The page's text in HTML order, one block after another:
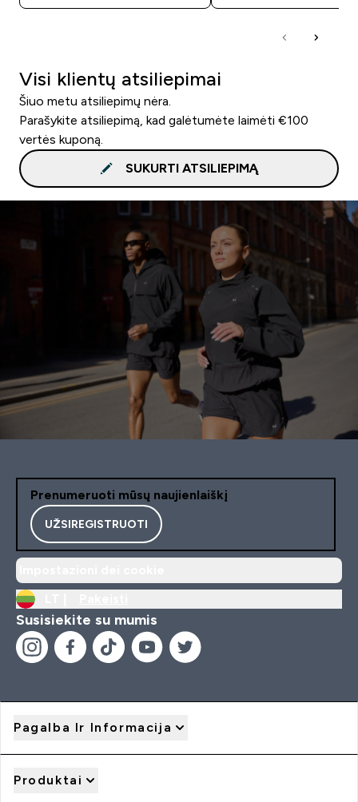
Visi klientų atsiliepimai
Šiuo metu atsiliepimų nėra.
Parašykite atsiliepimą, kad galėtumėte laimėti €100
vertės kuponą.
SUKURTI ATSILIEPIMĄ
Prenumeruoti mūsų naujienlaiškį
UŽSIREGISTRUOTI
Susisiekite su mumis
Pagalba Ir Informacija
Produktai